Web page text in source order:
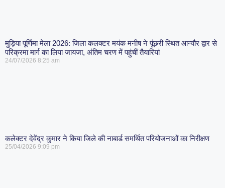
मुड़िया पूर्णिमा मेला 2026: जिला कलक्टर मयंक मनीष ने पूंछरी स्थित आन्यौर द्वार से
परिक्रमा मार्ग का लिया जायजा, अंतिम चरण में पहुंचीं तैयारियां
24/07/2026 8:25 am
कलेक्टर देवेंद्र कुमार ने किया जिले की नाबार्ड समर्थित परियोजनाओं का निरीक्षण
25/04/2026 9:09 pm